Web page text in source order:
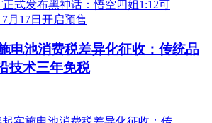
电池消费税差异化征收：传统品
技术三年免税